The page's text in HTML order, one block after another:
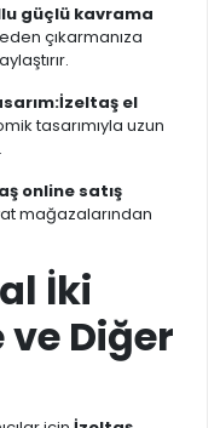
güçlü kavrama
çıkarmanıza
İzeltaş el
tasarımıyla uzun
online satış
mağazalarından
İki
Diğer